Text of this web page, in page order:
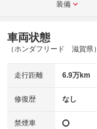
装備
車両状態
（ホンダフリード 滋賀県）
走行距離 6.9万km
修復歴 なし
禁煙車